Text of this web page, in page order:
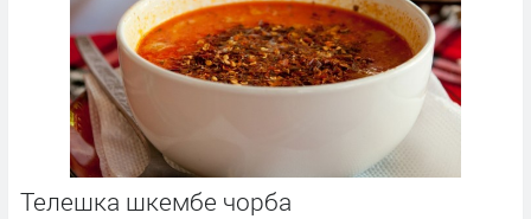
Телешка шкембе чорба